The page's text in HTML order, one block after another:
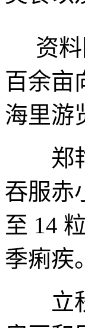
资
百余亩
海里游
郑艳
吞服赤
至 14
季痢疾。
立秋